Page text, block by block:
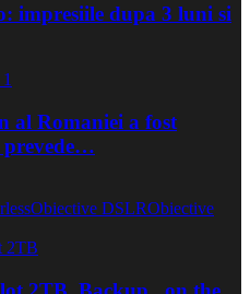
impresiile dupa 3 luni si
al Romaniei a fost
prevede…
Obiective DSLRObiective